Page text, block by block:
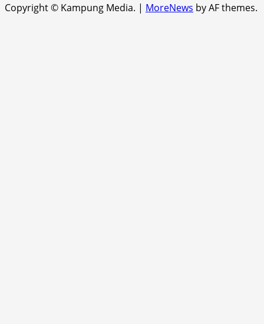
Copyright © Kampung Media. | MoreNews by AF themes.